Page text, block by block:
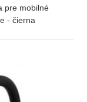
pre mobilné
- čierna